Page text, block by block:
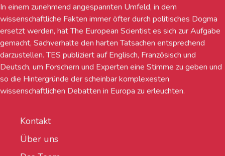
In einem zunehmend angespannten Umfeld, in dem
wissenschaftliche Fakten immer öfter durch politisches Dogma
ersetzt werden, hat The European Scientist es sich zur Aufgabe
gemacht, Sachverhalte den harten Tatsachen entsprechend
darzustellen. TES publiziert auf Englisch, Französisch und
Deutsch, um Forschern und Experten eine Stimme zu geben und
so die Hintergründe der scheinbar komplexesten
wissenschaftlichen Debatten in Europa zu erleuchten.
Kontakt
Über uns